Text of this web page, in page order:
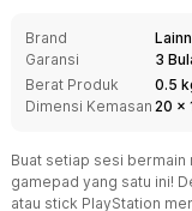
Brand
Garansi
3
Berat Produk
0.5
Dimensi Kemasan 20 x
Buat setiap sesi bermain
gamepad yang satu ini!
atau stick PlayStation